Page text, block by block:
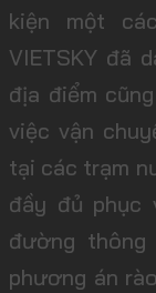
kiện một
VIETSKY đã
địa điểm
việc vận
tại các trạm
đầy đủ phục
đường
phương án